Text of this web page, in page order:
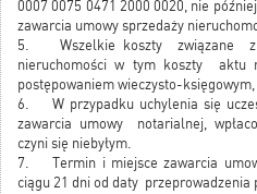
0007 0075 0471 2000 0020, nie
zawarcia umowy sprzedaży
5. Wszelkie koszty związane z
nieruchomości w tym koszty aktu
postępowaniem wieczysto-
6. W przypadku uchylenia się
zawarcia umowy notarialnej,
czyni się niebyłym.
7. Termin i miejsce zawarcia
ciągu 21 dni od daty przeprowadzenia